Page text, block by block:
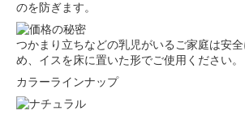
のを防ぎます。
つかまり立ちなどの乳児がいるご家庭は安
め、イスを床に置いた形でご使用ください。
カラーラインナップ